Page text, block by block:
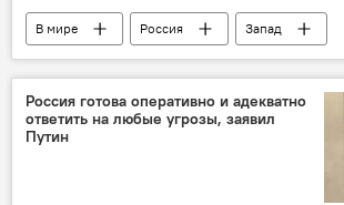
В мире Россия
Запад
МИД РФ
Александр Грушко
Политика
военные учения
Балтийское море
НАТО
Россия готова оперативно и адекватно
ответить на любые угрозы, заявил
Путин